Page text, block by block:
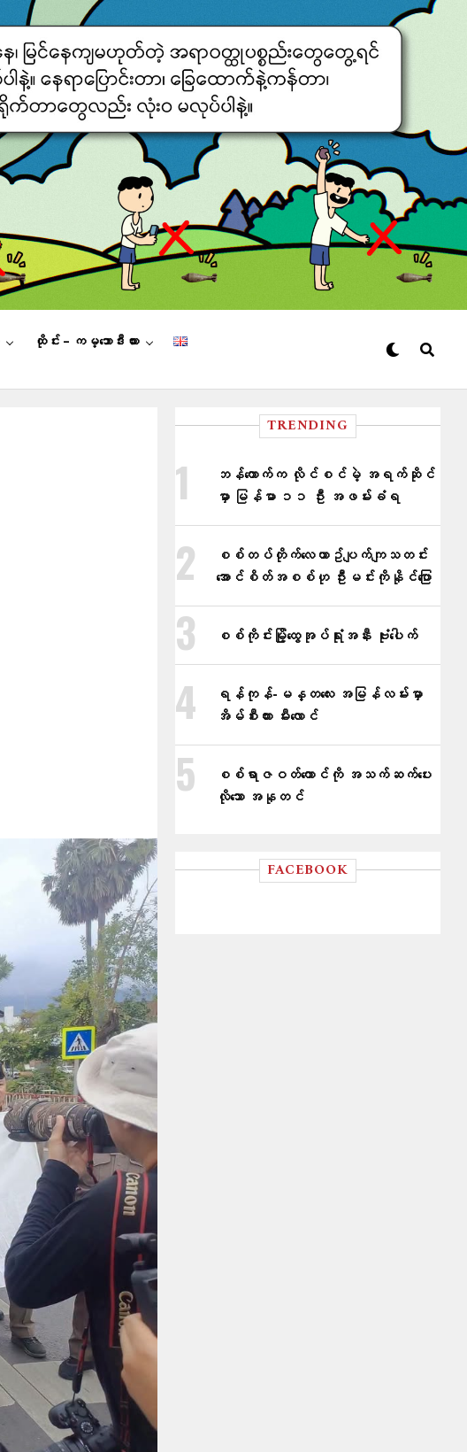
ထိုင်း – ကမ္ဘောဒီးယား
TRENDING
ဘန်ကောက်က လိုင်စင်မဲ့ အရက်ဆိုင်
မှာ မြန်မာ ၁၁ ဦး အဖမ်းခံရ
စစ်တပ်တိုက်​လေယာဥ်ပျက်ကျသတင်း
အောင်စိတ်အစစ်ဟု ဦးမင်းကိုနိုင်​ပြော
စစ်ကိုင်းမြို့ထွေအုပ်ရုံးအနီး ဗုံးပေါက်
ရန်ကုန်-မန္တလေး အမြန်လမ်းမှာ
အိမ်စီးကား မီးလောင်
စစ်ရာဇဝတ်ကောင်ကို အသက်ဆက်ပေး
လိုသော အနုတင်
FACEBOOK